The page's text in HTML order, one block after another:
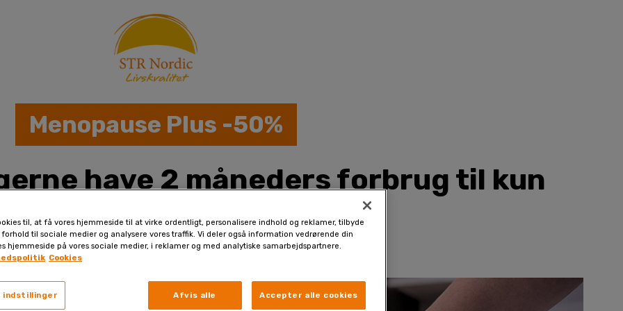
Menopause Plus -50%
have 2 måneders forbrug til kun
199,50 kr!
og
til, at få vores hjemmeside til at virke ordentligt, personalisere indhold og reklamer, tilbyde
til sociale medier og analysere vores traffik. Vi deler også information vedrørende din
hjemmeside på vores sociale medier, i reklamer og med analytiske samarbejdspartnere.
Cookies
indstillinger Afvis alle Accepter alle cookies